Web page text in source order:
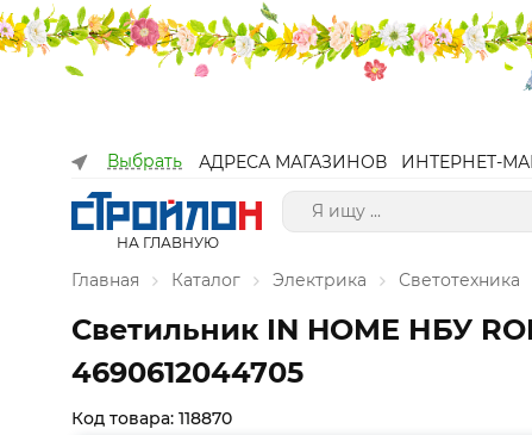
Выбрать АДРЕСА МАГАЗИНОВ ИНТЕРНЕТ-
НА ГЛАВНУЮ
Главная Каталог Электрика Светотехника
Светильник IN HOME НБУ
4690612044705
Код товара: 118870